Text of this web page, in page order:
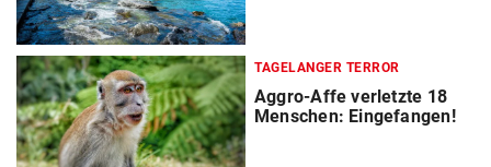
TAGELANGER TERROR
Aggro-Affe verletzte 18
Menschen: Eingefangen!